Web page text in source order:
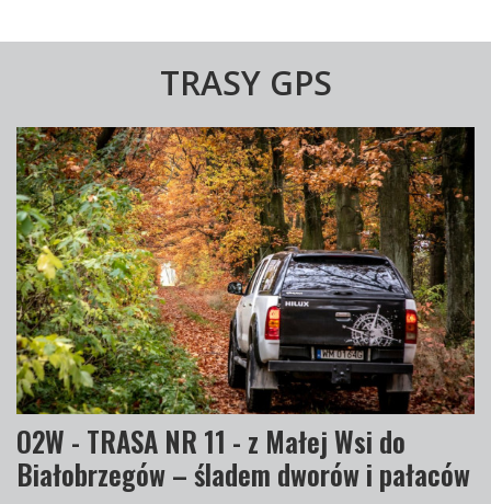
TRASY GPS
O2W - TRASA NR 11 - z Małej Wsi do
Białobrzegów – śladem dworów i pałaców